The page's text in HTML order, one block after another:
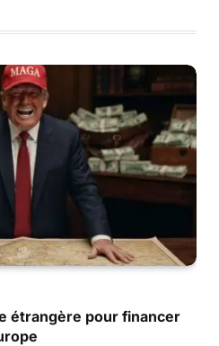
étrangère pour financer